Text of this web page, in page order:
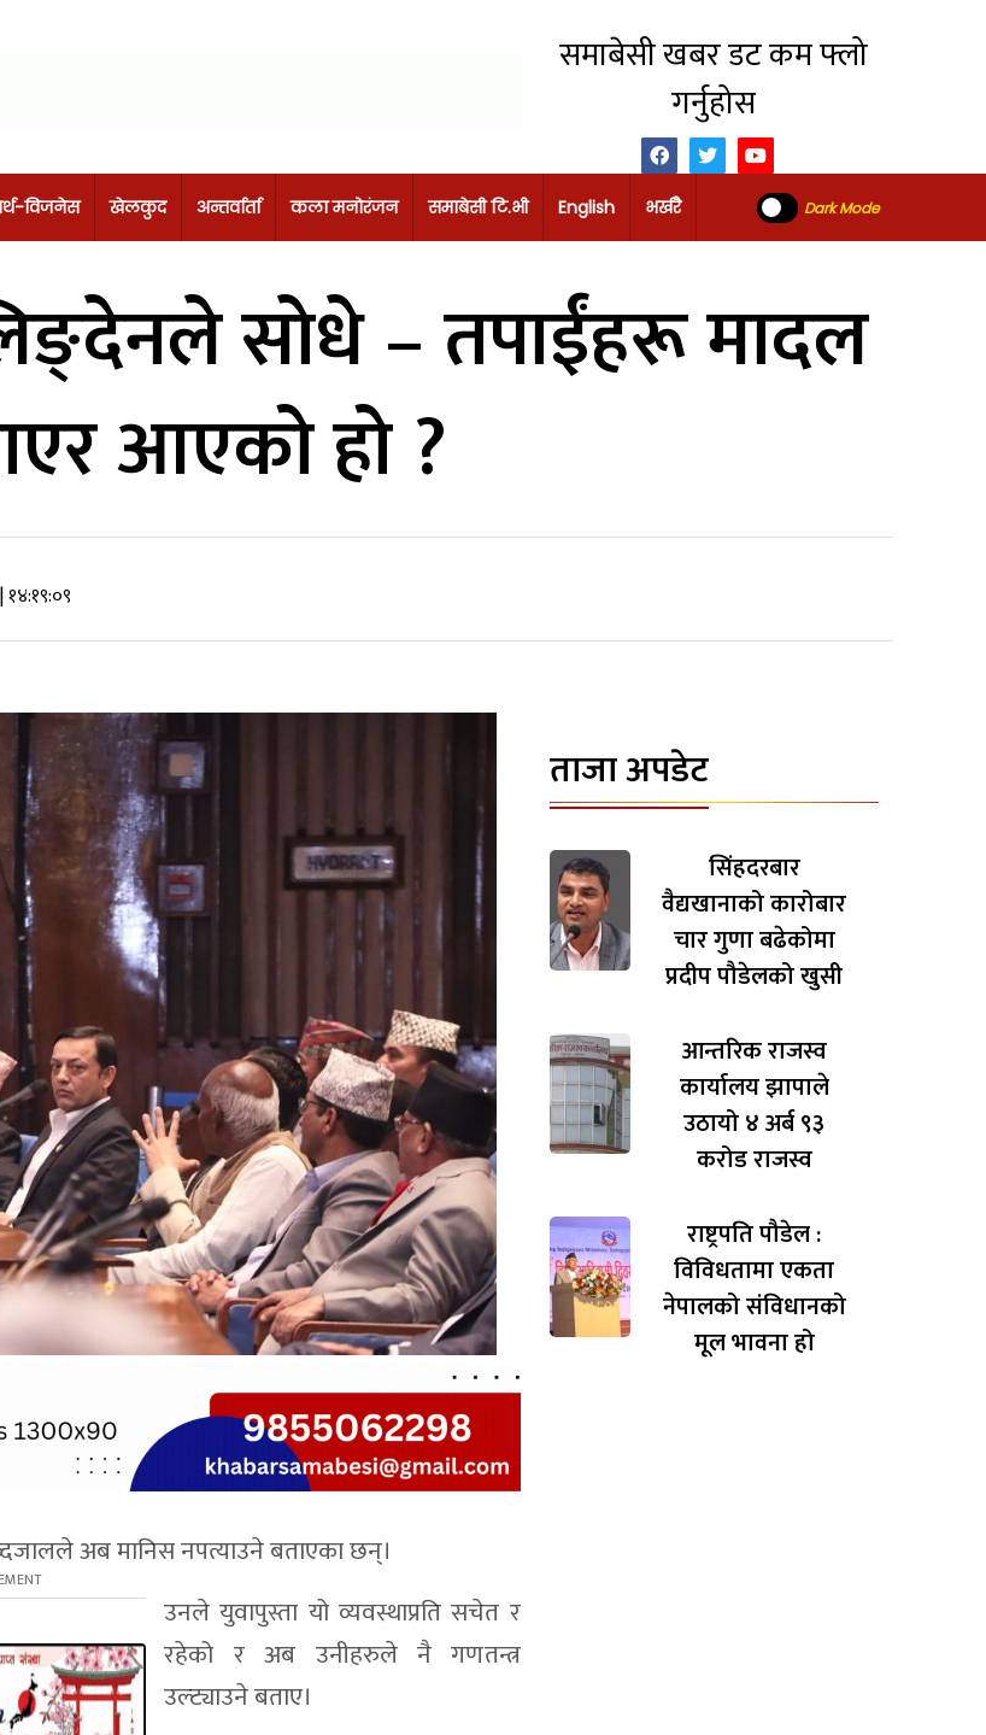
समाबेसी खबर डट कम फ्लो
गर्नुहोस
विजनेस खेलकुद अन्तर्वार्ता कला मनोरंजन समाबेसी टि.भी English भर्खरै Dark Mode
साेधे – तपाईंहरू मादल
आएको हो ?
| १४:१९:०९
अब मानिस नपत्याउने बताएका छन्।
उनले युवापुस्ता यो व्यवस्थाप्रति सचेत र
रहेको र अब उनीहरुले नै गणतन्त्र
उल्ट्याउने बताए।
ताजा अपडेट
सिंहदरबार
वैद्यखानाको कारोबार
चार गुणा बढेकोमा
प्रदीप पौडेलको खुसी
आन्तरिक राजस्व
कार्यालय झापाले
उठायो ४ अर्ब ९३
करोड राजस्व
राष्ट्रपति पौडेल :
विविधतामा एकता
नेपालको संविधानको
मूल भावना हो